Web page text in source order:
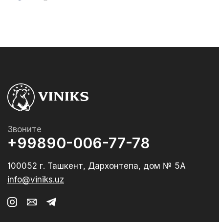
Звоните
+99890-006-77-78
100052 г. Ташкент, Дархонтепа, дом № 5А
info@viniks.uz